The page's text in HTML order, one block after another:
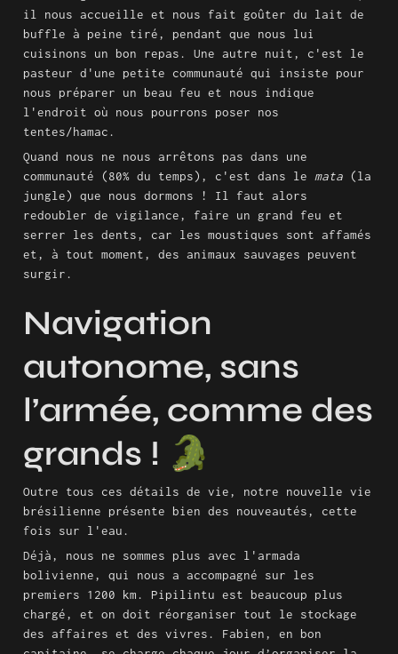
il nous accueille et nous fait goûter du lait de
buffle à peine tiré, pendant que nous lui
cuisinons un bon repas. Une autre nuit, c'est le
pasteur d'une petite communauté qui insiste pour
nous préparer un beau feu et nous indique
l'endroit où nous pourrons poser nos
tentes/hamac.
Quand nous ne nous arrêtons pas dans une
communauté (80% du temps), c'est dans le mata (la
jungle) que nous dormons ! Il faut alors
redoubler de vigilance, faire un grand feu et
serrer les dents, car les moustiques sont affamés
et, à tout moment, des animaux sauvages peuvent
surgir.
Navigation
autonome, sans
l’armée, comme des
grands ! 🐊
Outre tous ces détails de vie, notre nouvelle vie
brésilienne présente bien des nouveautés, cette
fois sur l'eau.
Déjà, nous ne sommes plus avec l'armada
bolivienne, qui nous a accompagné sur les
premiers 1200 km. Pipilintu est beaucoup plus
chargé, et on doit réorganiser tout le stockage
des affaires et des vivres. Fabien, en bon